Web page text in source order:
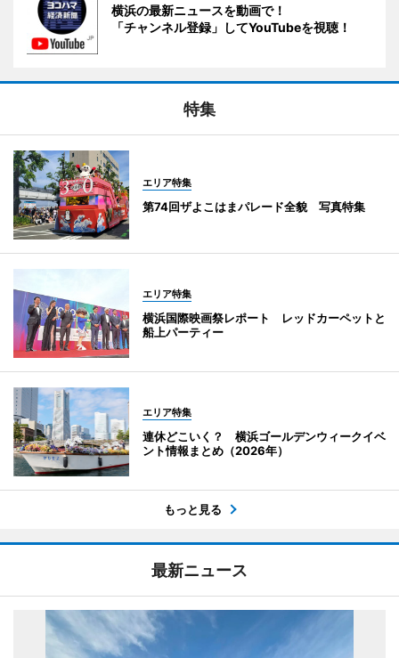
横浜の最新ニュースを動画で！
「チャンネル登録」してYouTubeを視聴！
特集
エリア特集
第74回ザよこはまパレード全貌 写真特集
エリア特集
横浜国際映画祭レポート レッドカーペットと
船上パーティー
エリア特集
連休どこいく？ 横浜ゴールデンウィークイベ
ント情報まとめ（2026年）
もっと見る
最新ニュース